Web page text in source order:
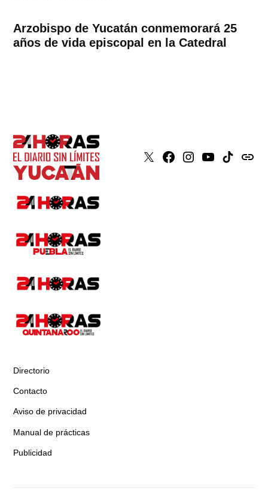
Arzobispo de Yucatán conmemorará 25
años de vida episcopal en la Catedral
X Faceboook
Instagram
YoutubeTiktokissuu
Directorio
Contacto
Aviso de privacidad
Manual de prácticas
Publicidad